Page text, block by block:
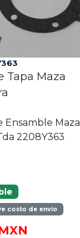
Tapa Maza
Ensamble Maza
2208Y363
costo de envío